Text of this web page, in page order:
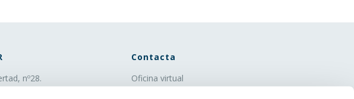
nº28.
Contacta
Oficina virtual